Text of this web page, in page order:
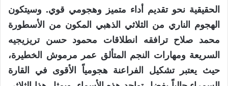
الحقيقية نحو تقديم أداء متميز وهجومي قوي. وسيتكون
الهجوم الناري من الثلاثي الذهبي المكون من الأسطورة
محمد صلاح ترافقه انطلاقات محمود حسن تريزيجيه
السريعة ومهارات النجم المتألق عمر مرموش الخطيرة،
حيث يعتبر تشكيل الفراعنة هجومياً الأقوى في القارة